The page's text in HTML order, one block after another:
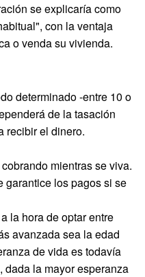
se explicaría como
con la ventaja
o venda su vivienda.
determinado -entre 10 o
de la tasación
recibir el dinero.
mientras se viva.
garantice los pagos si se
la hora de optar entre
avanzada sea la edad
de vida es todavía
la mayor esperanza